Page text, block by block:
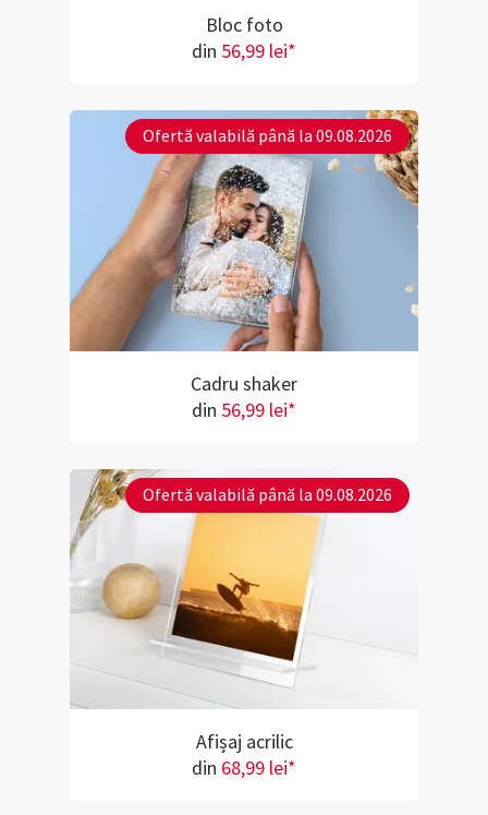
Bloc foto
din 56,99 lei*
Ofertă valabilă până la 09.08.2026
Cadru shaker
din 56,99 lei*
Ofertă valabilă până la 09.08.2026
Afișaj acrilic
din 68,99 lei*